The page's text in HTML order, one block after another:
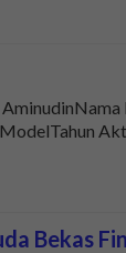
Bekas